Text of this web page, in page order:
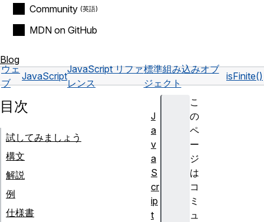
Community
MDN on GitHub
Blog
ウェ
ブ
JavaScript
JavaScript リファ
レンス
標準組み込みオブ
ジェクト
isFinite()
こ
の
ペ
ー
ジ
は
コ
ミ
ュ
目次
試してみましょう
構文
解説
例
仕様書
J
a
v
a
S
cr
ip
t